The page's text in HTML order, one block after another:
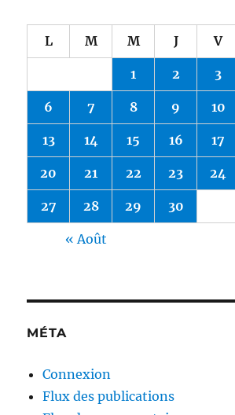
L M M J V
1 2 3
6 7 8 9 10
13 14 15 16 17
20 21 22 23 24
27 28 29 30
« Août
MÉTA
Connexion
Flux des publications